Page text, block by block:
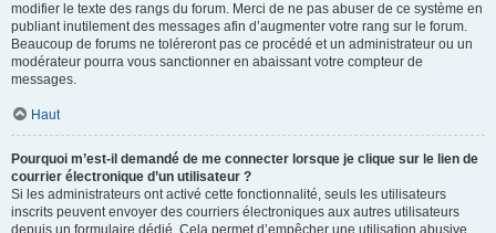
modifier le texte des rangs du forum. Merci de ne pas abuser de ce système en
publiant inutilement des messages afin d’augmenter votre rang sur le forum.
Beaucoup de forums ne toléreront pas ce procédé et un administrateur ou un
modérateur pourra vous sanctionner en abaissant votre compteur de
messages.
Haut
Pourquoi m’est-il demandé de me connecter lorsque je clique sur le lien de
courrier électronique d’un utilisateur ?
Si les administrateurs ont activé cette fonctionnalité, seuls les utilisateurs
inscrits peuvent envoyer des courriers électroniques aux autres utilisateurs
depuis un formulaire dédié. Cela permet d’empêcher une utilisation abusive